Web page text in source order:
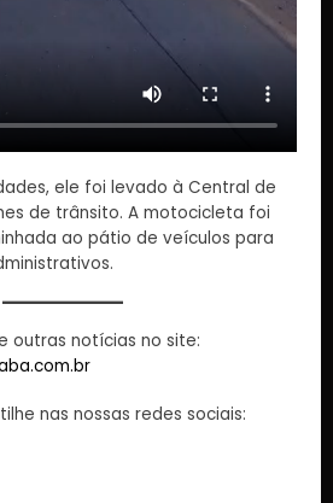
ele foi levado à Central de
de trânsito. A motocicleta foi
ao pátio de veículos para
outras notícias no site:
nas nossas redes sociais: